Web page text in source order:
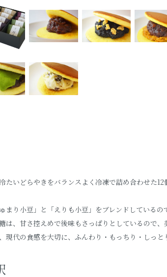
たいどらやきをバランスよく冷凍で詰め合わせた12
まり小豆」と「えりも小豆」をブレンドしているの
は、甘さ控えめで後味もさっぱりとしているので、
現代の食感を大切に、ふんわり・もっちり・しっ